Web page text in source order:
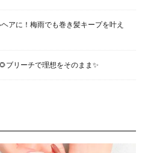
店
9791
アに！梅雨でも巻き髪キープを叶え
ブリーチで理想をそのまま✨